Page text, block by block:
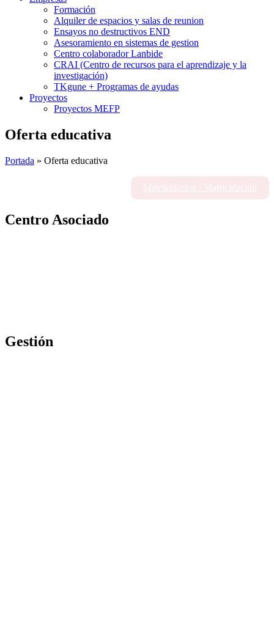
Formación
Alquiler de espacios y salas de reunion
Ensayos no destructivos END
Asesoramiento en sistemas de gestion
Centro colaborador Lanbide
CRAI (Centro de recursos para el aprendizaje y la
investigación)
TKgune + Programas de ayudas
Proyectos
Proyectos MEFP
Oferta educativa
Portada » Oferta educativa
Centro Asociado
Gestión